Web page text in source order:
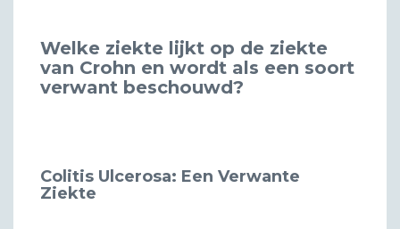
Welke ziekte lijkt op de ziekte
van Crohn en wordt als een soort
verwant beschouwd?
Colitis Ulcerosa: Een Verwante
Ziekte